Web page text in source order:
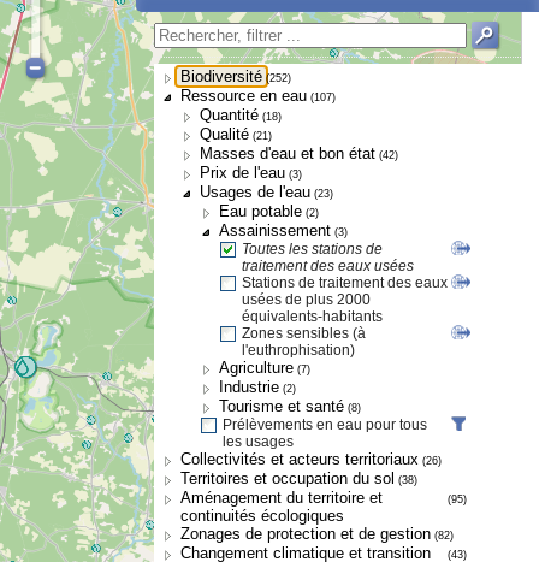
Biodiversité (252)
Ressource en eau (107)
Quantité (18)
Qualité (21)
Masses d'eau et bon état (42)
Prix de l'eau (3)
Usages de l'eau (23)
Eau potable (2)
Assainissement (3)
Toutes les stations de
traitement des eaux usées
Stations de traitement des eaux
usées de plus 2000
équivalents-habitants
Zones sensibles (à
l'euthrophisation)
Agriculture (7)
Industrie (2)
Tourisme et santé (8)
Prélèvements en eau pour tous
les usages
Collectivités et acteurs territoriaux (26)
Territoires et occupation du sol (38)
Aménagement du territoire et
continuités écologiques
(95)
Zonages de protection et de gestion (82)
Changement climatique et transition (43)